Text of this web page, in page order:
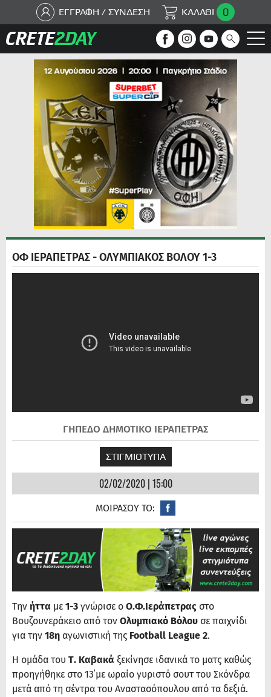
ΕΓΓΡΑΦΗ / ΣΥΝΔΕΣΗ ΚΑΛΑΘΙ 0
ΟΦ ΙΕΡΑΠΕΤΡΑΣ - ΟΛΥΜΠΙΑΚΟΣ ΒΟΛΟΥ 1-3
ΓΗΠΕΔΟ ΔΗΜΟΤΙΚΟ ΙΕΡΑΠΕΤΡΑΣ
ΣΤΙΓΜΙΟΤΥΠΑ
02/02/2020 | 15:00
ΜΟΙΡΑΣΟΥ ΤΟ:
Την ήττα με 1-3 γνώρισε ο Ο.Φ.Ιεράπετρας στο
Βουζουνεράκειο από τον Ολυμπιακό Βόλου σε παιχνίδι
για την 18η αγωνιστική της Football League 2.
Η ομάδα του Τ. Καβακά ξεκίνησε ιδανικά το ματς καθώς
προηγήθηκε στο 13΄με ωραίο γυριστό σουτ του Σκόνδρα
μετά από τη σέντρα του Αναστασόπουλου από τα δεξιά.